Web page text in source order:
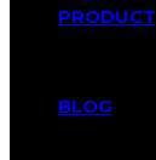
PRODUCT
BLOG